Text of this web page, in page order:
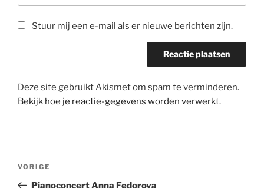
Stuur mij een e-mail als er nieuwe berichten zijn.
Deze site gebruikt Akismet om spam te verminderen.
Bekijk hoe je reactie-gegevens worden verwerkt.
Vorig
bericht
VORIGE
Pianoconcert Anna Fedorova